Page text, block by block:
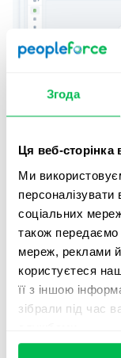
Згода
Ця веб-сторінка
Ми
персоналізувати
соціальних
також передаємо
мереж, реклами й
користуєтеся
її з іншою
зібрали під час
Safe Speak
Створення
прав викривачів
вимогам GDPR,
законодавством
проблеми в
культуру
та взаємодії в